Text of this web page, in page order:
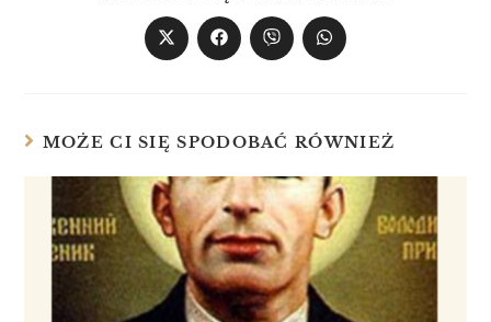
MOŻE CI SIĘ SPODOBAĆ RÓWNIEŻ